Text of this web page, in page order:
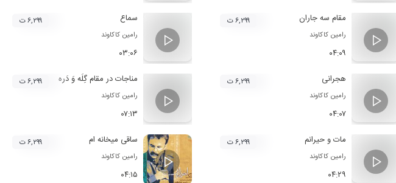
مقام سه جاران
رامین کاکاوند
۰۴:۰۹
۶,۲۹۹ ت سماع
رامین کاکاوند
۰۳:۰۶
۶,۲۹۹ ت
هجرانی
رامین کاکاوند
۰۴:۰۷
۶,۲۹۹ ت مناجات در مقام گِلَه وَ دَره
رامین کاکاوند
۰۷:۱۳
۶,۲۹۹ ت
مات و حیرانم
رامین کاکاوند
۰۴:۲۹
۶,۲۹۹ ت ساقی میخانه ام
رامین کاکاوند
۰۴:۱۵
۶,۲۹۹ ت